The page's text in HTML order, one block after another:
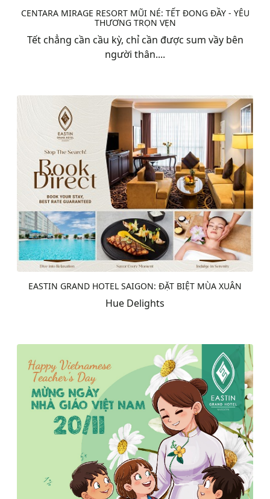
CENTARA MIRAGE RESORT MŨI NÉ: TẾT ĐONG ĐẦY - YÊU
THƯƠNG TRỌN VẸN
Tết chẳng cần cầu kỳ, chỉ cần được sum vầy bên
người thân....
EASTIN GRAND HOTEL SAIGON: ĐẶT BIỆT MÙA XUÂN
Hue Delights